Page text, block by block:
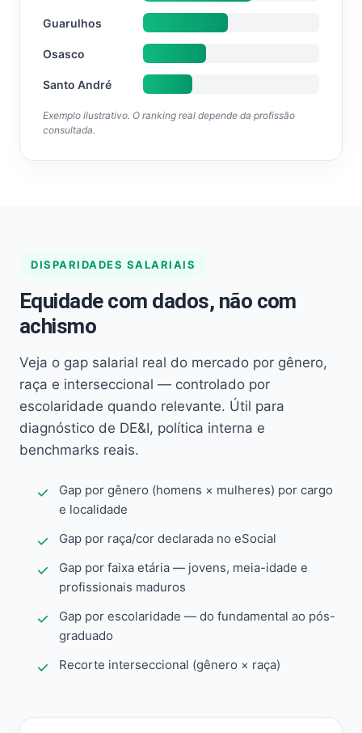
Guarulhos
Osasco
Santo André
Exemplo ilustrativo. O ranking real depende da profissão
consultada.
DISPARIDADES SALARIAIS
Equidade com dados, não com
achismo
Veja o gap salarial real do mercado por gênero,
raça e interseccional — controlado por
escolaridade quando relevante. Útil para
diagnóstico de DE&I, política interna e
benchmarks reais.
Gap por gênero (homens × mulheres) por cargo
e localidade
Gap por raça/cor declarada no eSocial
Gap por faixa etária — jovens, meia-idade e
profissionais maduros
Gap por escolaridade — do fundamental ao pós-
graduado
Recorte interseccional (gênero × raça)